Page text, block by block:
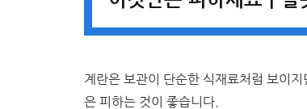
계란은 보관이 단순한 식재료처럼 보이
은 피하는 것이 좋습니다.